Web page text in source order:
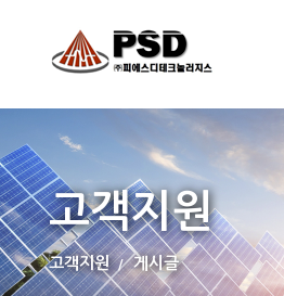
고객지원
고객지원 게시글